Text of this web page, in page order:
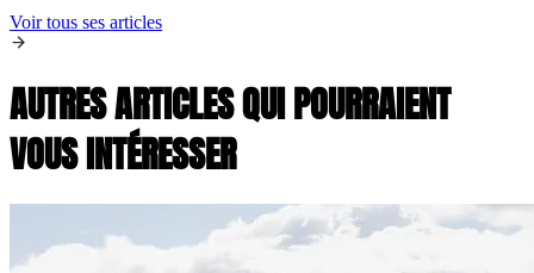
Voir tous ses articles
AUTRES ARTICLES QUI POURRAIENT
VOUS INTÉRESSER